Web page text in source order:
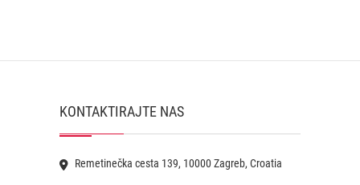
KONTAKTIRAJTE NAS
Remetinečka cesta 139, 10000 Zagreb, Croatia